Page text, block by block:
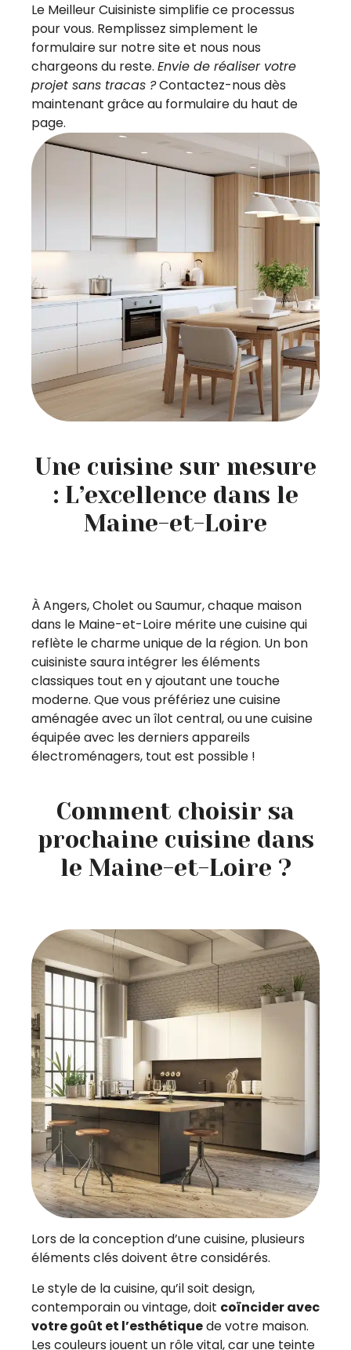
Le Meilleur Cuisiniste simplifie ce processus
pour vous. Remplissez simplement le
formulaire sur notre site et nous nous
chargeons du reste. Envie de réaliser votre
projet sans tracas ?Contactez-nous dès
maintenant grâce au formulaire du haut de
page.
Une cuisine sur mesure
: L’excellence dans le
Maine-et-Loire
À Angers, Cholet ou Saumur, chaque maison
dans le Maine-et-Loire mérite une cuisine qui
reflète le charme unique de la région. Un bon
cuisiniste saura intégrer les éléments
classiques tout en y ajoutant une touche
moderne. Que vous préfériez une cuisine
aménagée avec un îlot central, ou une cuisine
équipée avec les derniers appareils
électroménagers, tout est possible !
Comment choisir sa
prochaine cuisine dans
le Maine-et-Loire ?
Lors de la conception d’une cuisine, plusieurs
éléments clés doivent être considérés.
Le style de la cuisine, qu’il soit design,
contemporain ou vintage, doit coïncider avec
votre goût et l’esthétiquede votre maison.
Les couleurs jouent un rôle vital, car une teinte